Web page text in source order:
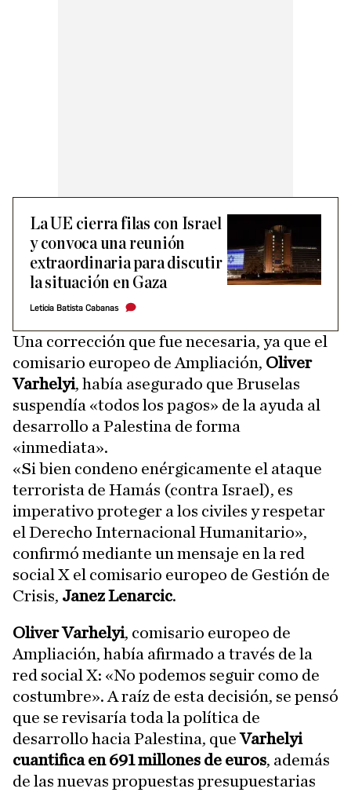
La UE cierra filas con Israel
y convoca una reunión
extraordinaria para discutir
la situación en Gaza
Leticia Batista Cabanas
Una corrección que fue necesaria, ya que el
comisario europeo de Ampliación, Oliver
Varhelyi, había asegurado que Bruselas
suspendía «todos los pagos» de la ayuda al
desarrollo a Palestina de forma
«inmediata».
«Si bien condeno enérgicamente el ataque
terrorista de Hamás (contra Israel), es
imperativo proteger a los civiles y respetar
el Derecho Internacional Humanitario»,
confirmó mediante un mensaje en la red
social X el comisario europeo de Gestión de
Crisis, Janez Lenarcic.
Oliver Varhelyi, comisario europeo de
Ampliación, había afirmado a través de la
red social X: «No podemos seguir como de
costumbre». A raíz de esta decisión, se pensó
que se revisaría toda la política de
desarrollo hacia Palestina, queVarhelyi
cuantifica en 691 millones de euros, además
de las nuevas propuestas presupuestarias